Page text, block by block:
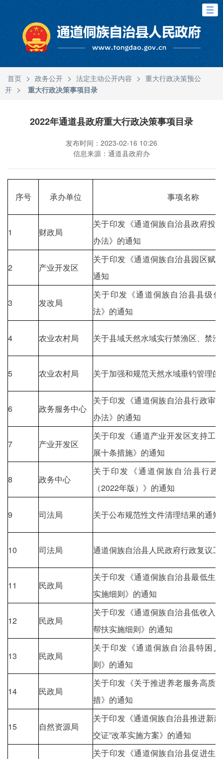
首页 > 政务公开 > 法定主动公开内容 > 重大行政决策预公
开 > 重大行政决策事项目录
2022年通道县政府重大行政决策事项目录
发布时间：2023-02-16 10:26
信息来源：通道县政府办
序号 承办单位 事项名称
1 财政局
关于印发《通道侗族自治县政府投
办法》的通知
2 产业开发区
关于印发《通道侗族自治县园区赋
通知
3 发改局
关于印发《通道侗族自治县县级
法》的通知
4 农业农村局 关于县域天然水域实行禁渔区、禁
5 农业农村局 关于加强和规范天然水域垂钓管理的
6 政务服务中心
关于印发《通道侗族自治县行政审
办法》的通知
7 产业开发区
关于印发《通道产业开发区支持工
展十条措施》的通知
8 政务中心
关于印发《通道侗族自治县行政
（2022年版）》的通知
9 司法局 关于公布规范性文件清理结果的通知
10 司法局 通道侗族自治县人民政府行政复议工
11 民政局
关于印发《通道侗族自治县最低生
实施细则》的通知
12 民政局
关于印发《通道侗族自治县低收入
帮扶实施细则》的通知
13 民政局
关于印发《通道侗族自治县特困
则》的通知
14 民政局
关于印发《关于推进养老服务高质
措》的通知
15 自然资源局
关于印发《通道侗族自治县推进新
交证”改革实施方案》的通知
关于印发《通道侗族自治县促进生